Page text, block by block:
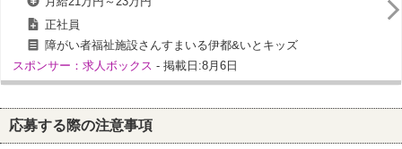
正社員
障がい者福祉施設さんすまいる伊都&いとキッズ
スポンサー：求人ボックス - 掲載日:8月6日
応募する際の注意事項